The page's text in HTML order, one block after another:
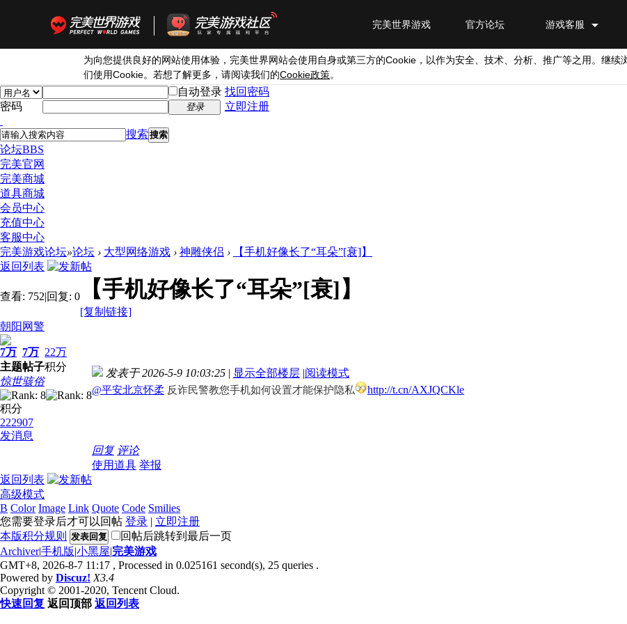
游戏客服
官方论坛
完美世界游戏
为向您提供良好的网站使用体验，完美世界网站会使用自身或第三方的Cookie ，以作为安全、技术、分析、推广等之用。继续
们使用Cookie。若想了解更多，请阅读我们的Cookie政策。
自动登录 找回密码
密码
登录 立即注册
搜索 搜索
论坛BBS
完美官网
完美商城
道具商城
会员中心
充值中心
客服中心
完美游戏论坛»论坛 › 大型网络游戏 › 神雕侠侣 ›
【手机好像长了“耳朵”[衰]】
返回列表
查看: 752|回复: 0 【手机好像长了“耳朵”[衰]】
[复制链接]
朝阳网警
7万
主题
7万
帖子
22万
积分
惊世骇俗
积分
222907
发消息
发表于 2026-5-9 10:03:25 | 显示全部楼层 |阅读模式
@平安北京怀柔 反诈民警教您手机如何设置才能保护隐私 http://t.cn/AXJQCKle
回复 评论
使用道具 举报
返回列表
高级模式
B Color Image Link Quote Code Smilies
您需要登录后才可以回帖 登录 | 立即注册
本版积分规则
发表回复
回帖后跳转到最后一页
Archiver|手机版|小黑屋|完美游戏
GMT+8, 2026-8-7 11:17 , Processed in 0.025161 second(s), 25 queries .
Powered by Discuz! X3.4
Copyright © 2001-2020, Tencent Cloud.
快速回复 返回顶部 返回列表